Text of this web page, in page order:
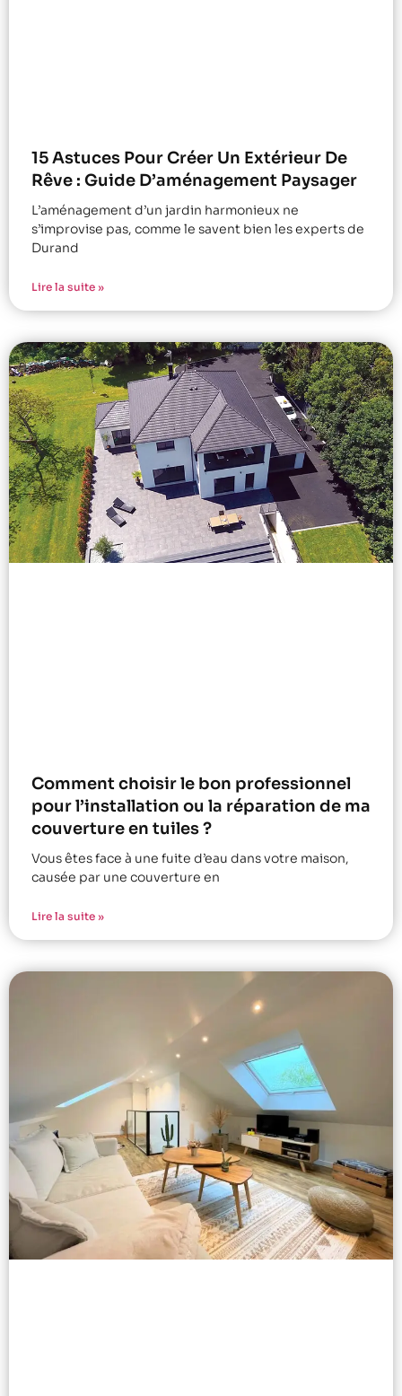
15 Astuces Pour Créer Un Extérieur De
Rêve : Guide D’aménagement Paysager
L’aménagement d’un jardin harmonieux ne
s’improvise pas, comme le savent bien les experts de
Durand
Lire la suite »
Comment choisir le bon professionnel
pour l’installation ou la réparation de ma
couverture en tuiles ?
Vous êtes face à une fuite d’eau dans votre maison,
causée par une couverture en
Lire la suite »